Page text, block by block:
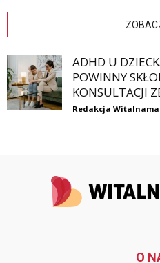
ADHD U
POWINNY
KONSULTACJI
Redakcja
O